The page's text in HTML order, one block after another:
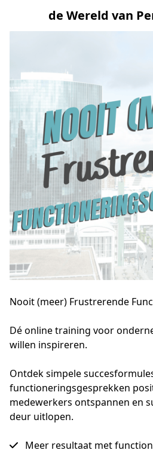
de Wereld van
Nooit (meer) Frustrerende
Dé online training voor
willen inspireren.
Ontdek simpele
functioneringsgesprekken
medewerkers ontspannen en
deur uitlopen.
Meer resultaat met